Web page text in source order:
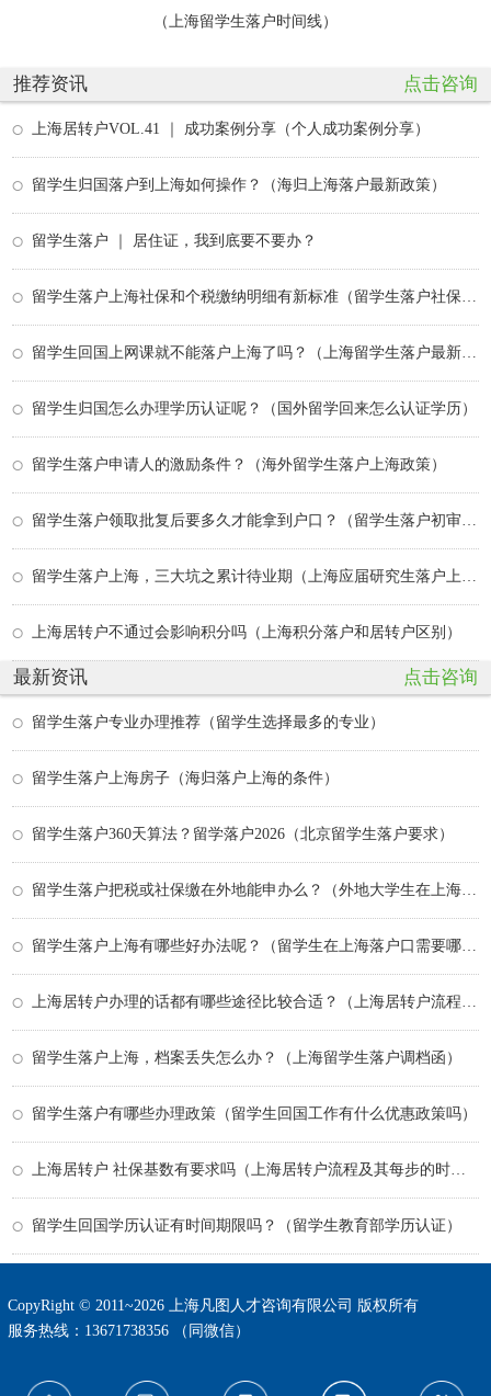
（上海留学生落户时间线）
推荐资讯 点击咨询
上海居转户VOL.41 ｜ 成功案例分享（个人成功案例分享）
留学生归国落户到上海如何操作？（海归上海落户最新政策）
留学生落户 ｜ 居住证，我到底要不要办？
留学生归国怎么办理学历认证呢？（国外留学回来怎么认证学历）
留学生落户申请人的激励条件？（海外留学生落户上海政策）
上海居转户不通过会影响积分吗（上海积分落户和居转户区别）
最新资讯 点击咨询
留学生落户专业办理推荐（留学生选择最多的专业）
留学生落户上海房子（海归落户上海的条件）
留学生落户360天算法？留学落户2026（北京留学生落户要求）
留学生落户上海，档案丢失怎么办？（上海留学生落户调档函）
留学生落户有哪些办理政策（留学生回国工作有什么优惠政策吗）
留学生回国学历认证有时间期限吗？（留学生教育部学历认证）
CopyRight © 2011~2026 上海凡图人才咨询有限公司 版权所有
服务热线：13671738356 （同微信）